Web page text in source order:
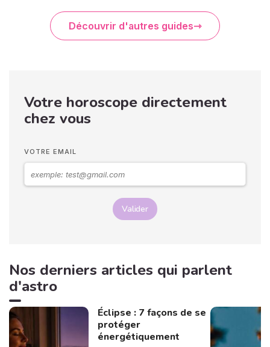
Découvrir d'autres guides
Votre horoscope directement
chez vous
VOTRE EMAIL
Valider
Nos derniers articles qui parlent
d'astro
Éclipse : 7 façons de se
protéger
énergétiquement